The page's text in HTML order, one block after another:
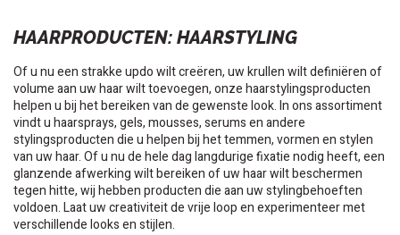
HAARPRODUCTEN: HAARSTYLING
Of u nu een strakke updo wilt creëren, uw krullen wilt definiëren of
volume aan uw haar wilt toevoegen, onze haarstylingsproducten
helpen u bij het bereiken van de gewenste look. In ons assortiment
vindt u haarsprays, gels, mousses, serums en andere
stylingsproducten die u helpen bij het temmen, vormen en stylen
van uw haar. Of u nu de hele dag langdurige fixatie nodig heeft, een
glanzende afwerking wilt bereiken of uw haar wilt beschermen
tegen hitte, wij hebben producten die aan uw stylingbehoeften
voldoen. Laat uw creativiteit de vrije loop en experimenteer met
verschillende looks en stijlen.